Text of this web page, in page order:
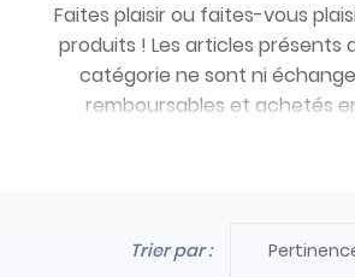
Faites plaisir ou faites-vous
produits ! Les articles présents
catégorie ne sont ni
remboursables et achetés
- Stock limité et non
Trier par :